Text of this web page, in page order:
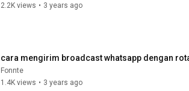
2.2K views • 3 years ago
cara mengirim broadcast whatsapp dengan
Fonnte
1.4K views • 3 years ago